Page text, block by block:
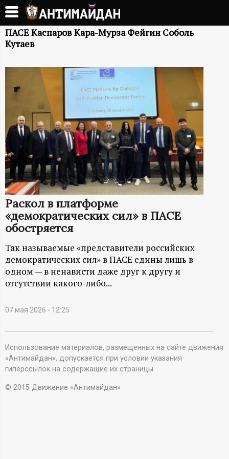
Перейти
основному
содержанию
А
Т
М
А
Й
Д
А
Н
-
и
н
ф
о
ПАСЕ Каспаров Кара-Мурза Фейгин Соболь
Кутаев
Раскол в платформе
«демократических сил» в ПАСЕ
обостряется
Так называемые «представители российских
демократических сил» в ПАСЕ едины лишь в
одном — в ненависти даже друг к другу и
отсутствии какого-либо...
07 мая 2026 - 12:25
Использование материалов, размещенных на сайте движения
«Антимайдан», допускается при условии указания
гиперссылок на содержащие их страницы.
© 2015 Движение «Антимайдан»